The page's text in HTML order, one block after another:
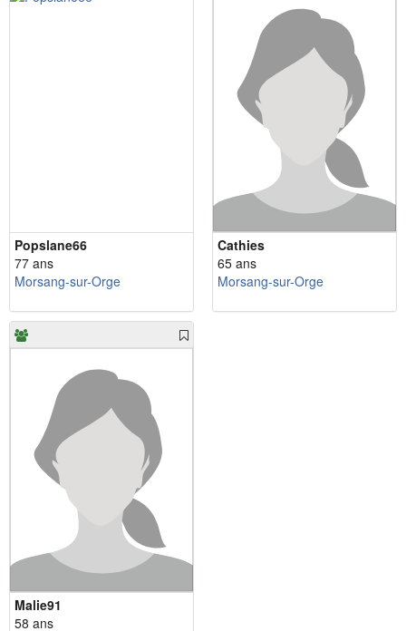
Popslane66
77 ans
Morsang-sur-Orge
Cathies
65 ans
Morsang-sur-Orge
Malie91
58 ans